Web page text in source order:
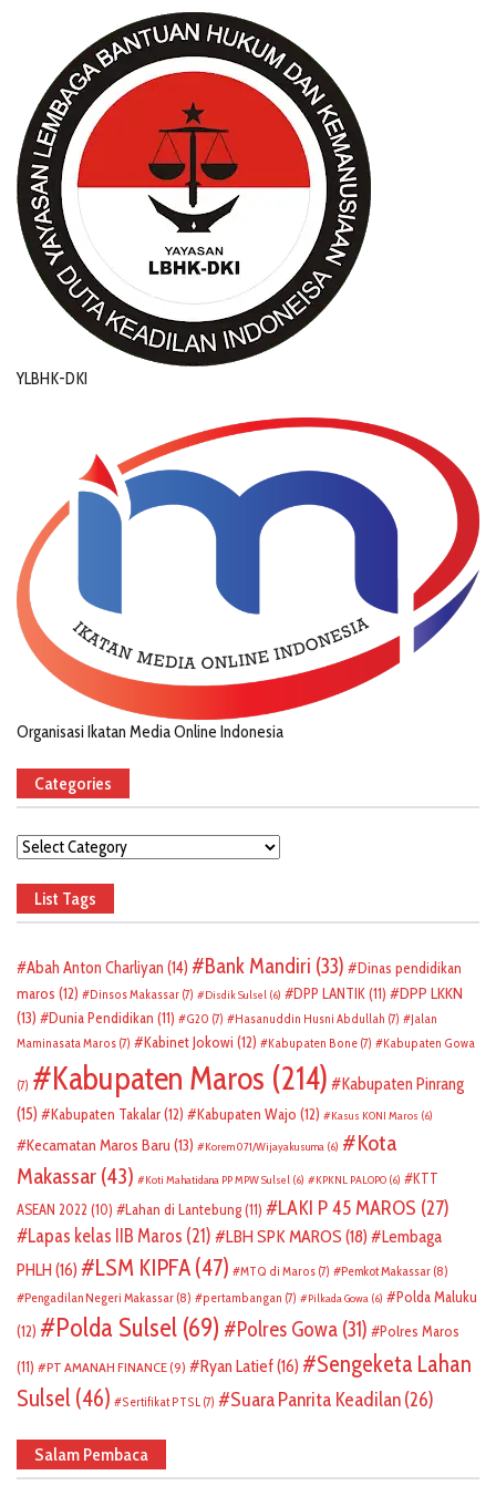
YLBHK-DKI
Organisasi Ikatan Media Online Indonesia
Categories
Categories
List Tags
Abah Anton Charliyan (14) Bank Mandiri (33)
Dinas pendidikan
maros (12) Dinsos Makassar (7) Disdik Sulsel (6) DPP LANTIK(11)
DPP LKKN
(13)
Dunia Pendidikan (11) G20 (7) Hasanuddin Husni Abdullah (7)
Jalan
Maminasata Maros (7) Kabinet Jokowi (12) Kabupaten Bone (7) Kabupaten Gowa
(7) Kabupaten Maros (214)
Kabupaten Pinrang
(15)
Kabupaten Takalar(12) Kabupaten Wajo (12) Kasus KONI Maros (6)
Kecamatan Maros Baru (13) Korem 071/Wijayakusuma (6)
Kota
Makassar (43) Koti Mahatidana PP MPW Sulsel (6) KPKNL PALOPO (6)
KTT
ASEAN 2022 (10) Lahan di Lantebung(11) LAKI P 45 MAROS (27)
Lapas kelas IIB Maros (21) LBH SPK MAROS (18)
Lembaga
PHLH (16) LSM KIPFA (47) MTQ di Maros (7) Pemkot Makassar (8)
Pengadilan Negeri Makassar (8) pertambangan (7) Pilkada Gowa (6)
Polda Maluku
(12)
Polda Sulsel (69) Polres Gowa (31)
Polres Maros
(11)
PT AMANAH FINANCE(9) Ryan Latief(16)
Sengeketa Lahan
Sulsel (46) Sertifikat PTSL (7) Suara Panrita Keadilan(26)
Salam Pembaca